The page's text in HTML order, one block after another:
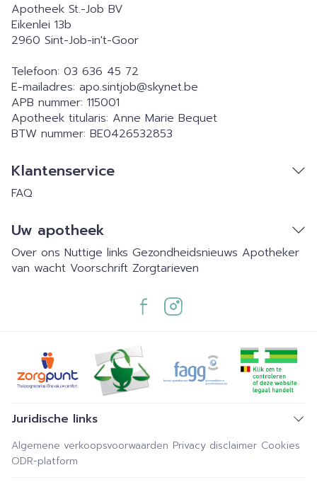
Apotheek St.-Job BV
Eikenlei 13b
2960 Sint-Job-in't-Goor
Telefoon: 03 636 45 72
E-mailadres: apo.sintjob@skynet.be
APB nummer: 115001
Apotheek titularis: Anne Marie Bequet
BTW nummer: BE0426532853
Klantenservice
FAQ
Uw apotheek
Over ons Nuttige links Gezondheidsnieuws Apotheker
van wacht Voorschrift Zorgtarieven
Juridische links
Algemene verkoopsvoorwaarden Privacy disclaimer Cookies
ODR-platform